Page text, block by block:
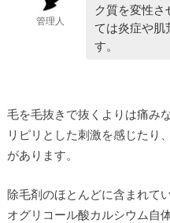
管理人
ク質を変性さ
ては炎症や肌
す。
毛を毛抜きで抜くよりは痛み
リピリとした刺激を感じたり
があります。
除毛剤のほとんどに含まれて
オグリコール酸カルシウム自